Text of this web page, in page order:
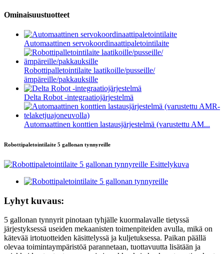
Ominaisuustuotteet
Automaattinen servokoordinaattipaletointilaite
Robottipalletointilaite laatikoille/pusseille/
ämpäreille/pakkauksille
Delta Robot -integraatiojärjestelmä
Automaattinen konttien lastausjärjestelmä (varustettu AM...
Robottipaletointilaite 5 gallonan tynnyreille
Lyhyt kuvaus:
5 gallonan tynnyrit pinotaan tyhjälle kuormalavalle tietyssä
järjestyksessä useiden mekaanisten toimenpiteiden avulla, mikä on
kätevää irtotuotteiden käsittelyssä ja kuljetuksessa. Paikan päällä
olevaa toimintaympäristöä parannetaan, tuottavuutta lisätään ja